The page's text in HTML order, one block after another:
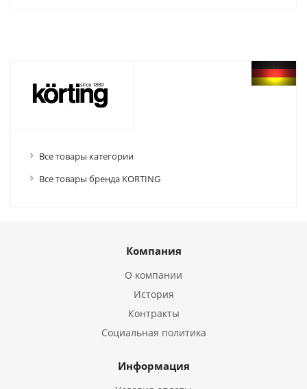
Все товары категории
Все товары бренда KORTING
Компания
О компании
История
Контракты
Социальная политика
Информация